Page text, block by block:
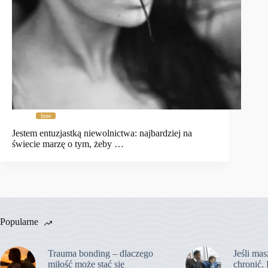
Inne
Jestem entuzjastką niewolnictwa: najbardziej na
świecie marzę o tym, żeby …
Popularne
Trauma bonding – dlaczego
miłość może stać się
Jeśli
chronić.